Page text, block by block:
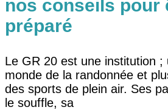
nos conseils pour
préparé
Le GR 20 est une institution ;
monde de la randonnée et
des sports de plein air. Ses
le souffle, sa